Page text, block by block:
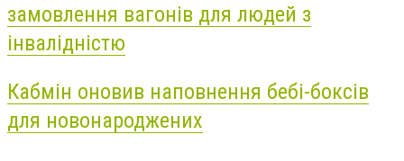
замовлення вагонів для людей з
інвалідністю
Кабмін оновив наповнення бебі-боксів
для новонароджених